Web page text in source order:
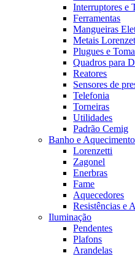
Interruptores e
Ferramentas
Mangueiras
Metais
Plugues e
Quadros para
Reatores
Sensores de
Telefonia
Torneiras
Utilidades
Padrão Cemig
Banho e Aquecimento
Lorenzetti
Zagonel
Enerbras
Fame
Aquecedores
Resistências e
Iluminação
Pendentes
Plafons
Arandelas